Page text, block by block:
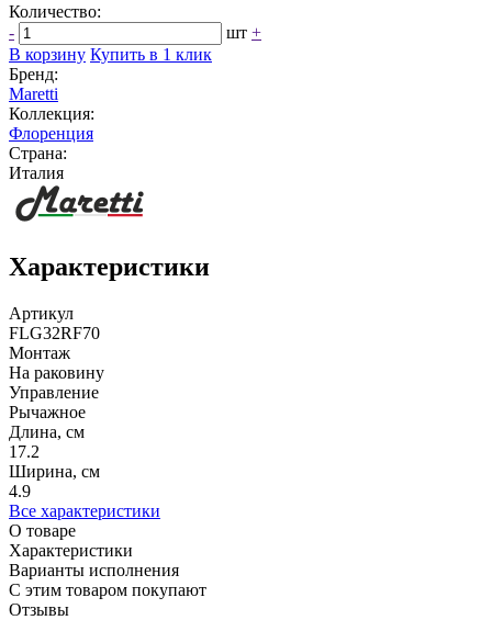
Количество:
-
шт +
В корзину Купить в 1 клик
Бренд:
Maretti
Коллекция:
Флоренция
Страна:
Италия
Характеристики
Артикул
FLG32RF70
Монтаж
На раковину
Управление
Рычажное
Длина, см
17.2
Ширина, см
4.9
Все характеристики
О товаре
Характеристики
Варианты исполнения
С этим товаром покупают
Отзывы